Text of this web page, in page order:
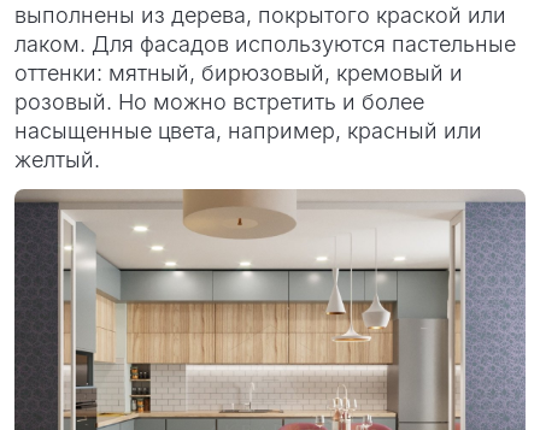
выполнены из дерева, покрытого краской или
лаком. Для фасадов используются пастельные
оттенки: мятный, бирюзовый, кремовый и
розовый. Но можно встретить и более
насыщенные цвета, например, красный или
желтый.